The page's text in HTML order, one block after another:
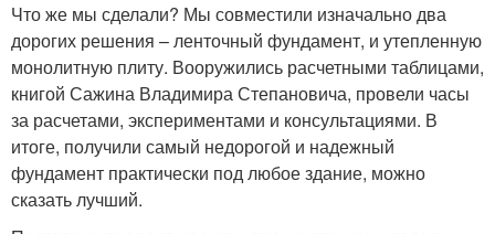
Что же мы сделали? Мы совместили изначально два
дорогих решения – ленточный фундамент, и утепленную
монолитную плиту. Вооружились расчетными таблицами,
книгой Сажина Владимира Степановича, провели часы
за расчетами, экспериментами и консультациями. В
итоге, получили самый недорогой и надежный
фундамент практически под любое здание, можно
сказать лучший.